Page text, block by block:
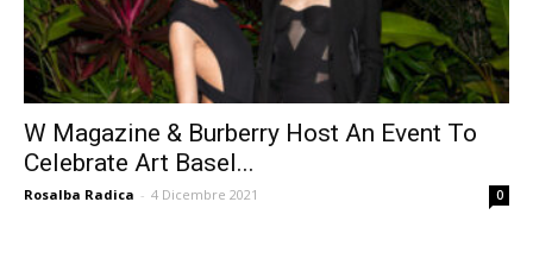
W Magazine & Burberry Host An Event To
Celebrate Art Basel...
Rosalba Radica - 4 Dicembre 2021 0